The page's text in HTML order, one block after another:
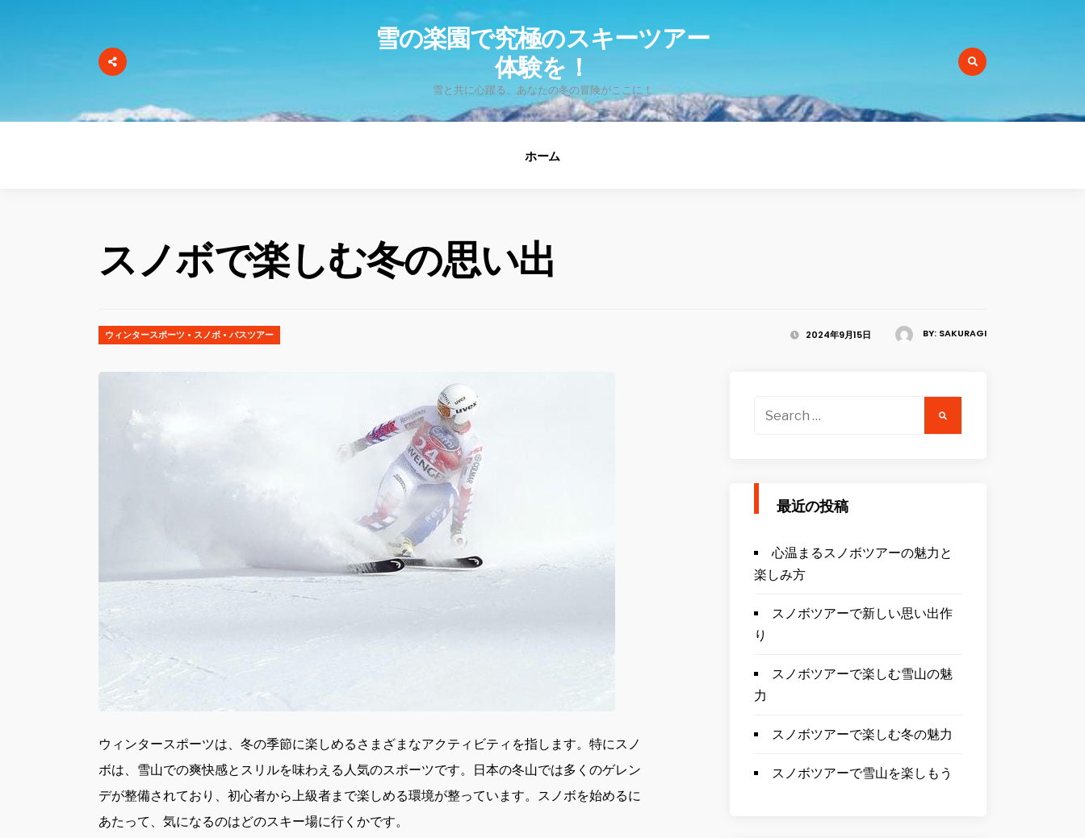
雪の楽園で究極のスキーツアー
体験を！
雪と共に心躍る、あなたの冬の冒険がここに！
ホーム
スノボで楽しむ冬の思い出
BY: SAKURAGI
2024年9月15日
ウィンタースポーツ • スノボ • バスツアー
ウィンタースポーツは、冬の季節に楽しめるさまざまなアクティビティを指します。 特にスノ
ボは、雪山での爽快感とスリルを味わえる人気のスポーツです。日本の冬山では多くのゲレン
デが整備されており、初心者から上級者まで楽しめる環境が整っています。スノボを始めるに
あたって、気になるのはどのスキー場に行くかです。
Search
最近の投稿
心温まるスノボツアーの魅力と
楽しみ方
スノボツアーで新しい思い出作
り
スノボツアーで楽しむ雪山の魅
力
スノボツアーで楽しむ冬の魅力
スノボツアーで雪山を楽しもう